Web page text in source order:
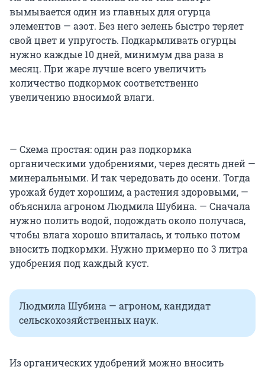
вымывается один из главных для огурца
элементов — азот. Без него зелень быстро теряет
свой цвет и упругость. Подкармливать огурцы
нужно каждые 10 дней, минимум два раза в
месяц. При жаре лучше всего увеличить
количество подкормок соответственно
увеличению вносимой влаги.
— Схема простая: один раз подкормка
органическими удобрениями, через десять дней —
минеральными. И так чередовать до осени. Тогда
урожай будет хорошим, а растения здоровыми, —
объяснила агроном Людмила Шубина. — Сначала
нужно полить водой, подождать около получаса,
чтобы влага хорошо впиталась, и только потом
вносить подкормки. Нужно примерно по 3 литра
удобрения под каждый куст.
Людмила Шубина — агроном, кандидат
сельскохозяйственных наук.
Из органических удобрений можно вносить